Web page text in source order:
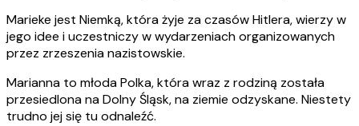
Marieke jest Niemką, która żyje za czasów Hitlera, wierzy w
jego idee i uczestniczy w wydarzeniach organizowanych
przez zrzeszenia nazistowskie.
Marianna to młoda Polka, która wraz z rodziną została
przesiedlona na Dolny Śląsk, na ziemie odzyskane. Niestety
trudno jej się tu odnaleźć.